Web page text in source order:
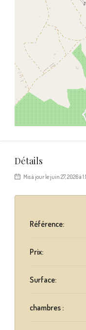
Détails
Mis à jour le juin 27, 2026 à
Référence:
Prix:
Surface:
chambres :